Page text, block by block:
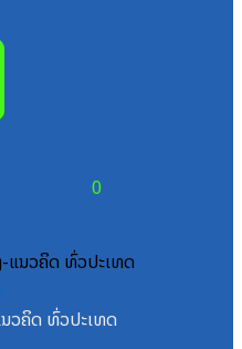
0
ນວຄິດ ທົ່ວປະເທດ